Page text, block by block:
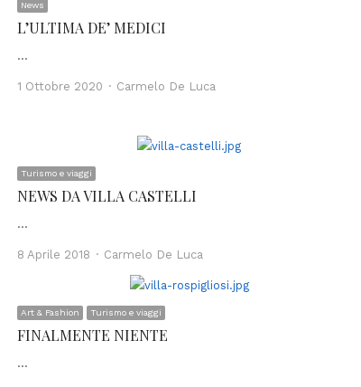
News
L’ULTIMA DE’ MEDICI
…
1 Ottobre 2020 Author
Carmelo De Luca
Turismo e viaggi
NEWS DA VILLA CASTELLI
…
8 Aprile 2018 Author
Carmelo De Luca
Art & Fashion Turismo e viaggi
FINALMENTE NIENTE
…